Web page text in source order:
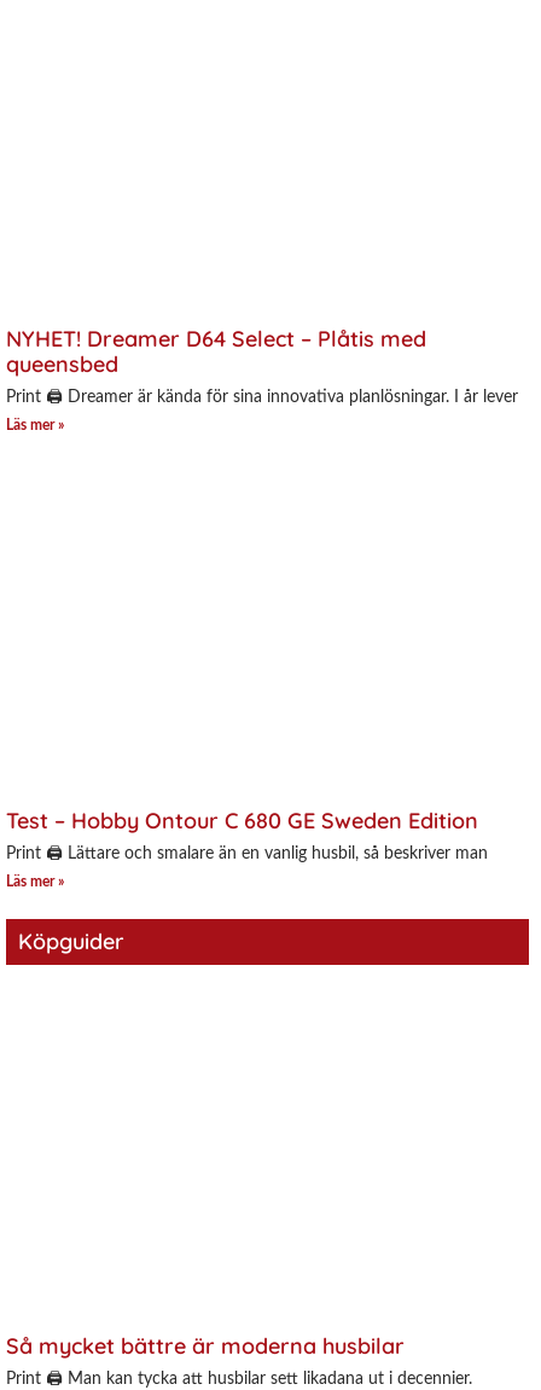
NYHET! Dreamer D64 Select – Plåtis med
queensbed
Print 🖨 Dreamer är kända för sina innovativa planlösningar. I år lever
Läs mer »
Test – Hobby Ontour C 680 GE Sweden Edition
Print 🖨 Lättare och smalare än en vanlig husbil, så beskriver man
Läs mer »
Köpguider
Så mycket bättre är moderna husbilar
Print 🖨 Man kan tycka att husbilar sett likadana ut i decennier.